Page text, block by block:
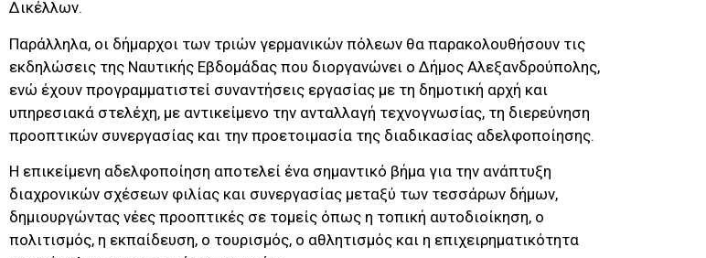
Δικέλλων.
Παράλληλα, οι δήμαρχοι των τριών γερμανικών πόλεων θα παρακολουθήσουν τις
εκδηλώσεις της Ναυτικής Εβδομάδας που διοργανώνει ο Δήμος Αλεξανδρούπολης,
ενώ έχουν προγραμματιστεί συναντήσεις εργασίας με τη δημοτική αρχή και
υπηρεσιακά στελέχη, με αντικείμενο την ανταλλαγή τεχνογνωσίας, τη διερεύνηση
προοπτικών συνεργασίας και την προετοιμασία της διαδικασίας αδελφοποίησης.
Η επικείμενη αδελφοποίηση αποτελεί ένα σημαντικό βήμα για την ανάπτυξη
διαχρονικών σχέσεων φιλίας και συνεργασίας μεταξύ των τεσσάρων δήμων,
δημιουργώντας νέες προοπτικές σε τομείς όπως η τοπική αυτοδιοίκηση, ο
πολιτισμός, η εκπαίδευση, ο τουρισμός, ο αθλητισμός και η επιχειρηματικότητα